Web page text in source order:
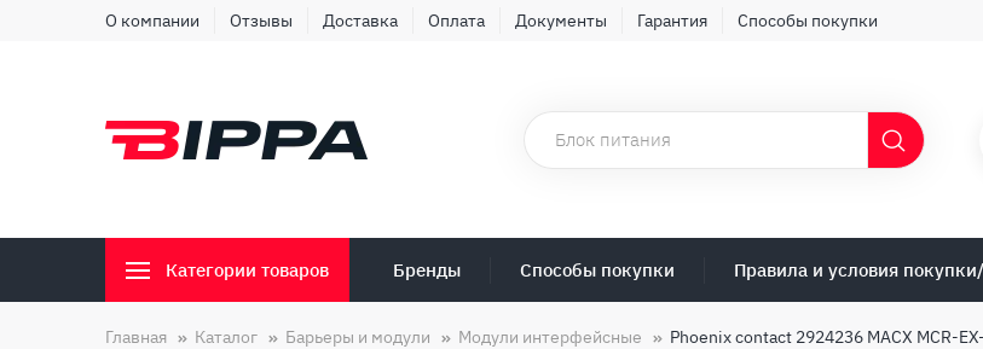
О компании Отзывы Доставка Оплата Документы Гарантия Способы покупки
Категории товаров Бренды Способы покупки Правила и условия
Главная Каталог Барьеры и модули Модули интерфейсные Phoenix contact 2924236 MACX MCR-